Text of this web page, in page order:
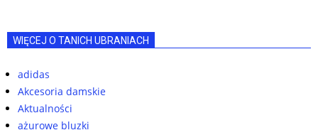
WIĘCEJ O TANICH UBRANIACH
adidas
Akcesoria damskie
Aktualności
ażurowe bluzki